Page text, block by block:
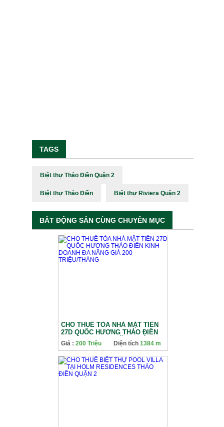
TAGS
Biệt thự Thảo Điền Quận 2
Biệt thự Thảo Điền Biệt thự Riviera Quận 2
BẤT ĐỘNG SẢN CÙNG CHUYÊN MỤC
CHO THUÊ TÒA NHÀ MẶT TIỀN
27D QUỐC HƯƠNG THẢO ĐIỀN
KINH DOANH ĐA NĂNG GIÁ 200
TRIỆU/THÁNG
Giá : 200 Triệu Diện tích 1384 m